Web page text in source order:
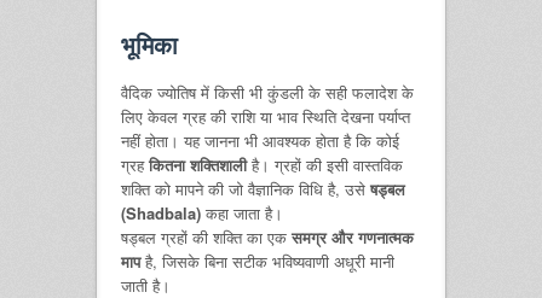
भूमिका
वैदिक ज्योतिष में किसी भी कुंडली के सही फलादेश के
लिए केवल ग्रह की राशि या भाव स्थिति देखना पर्याप्त
नहीं होता। यह जानना भी आवश्यक होता है कि कोई
ग्रहकितना शक्तिशालीहै। ग्रहों की इसी वास्तविक
शक्ति को मापने की जो वैज्ञानिक विधि है, उसे षड्बल
(Shadbala) कहा जाता है।
षड्बल ग्रहों की शक्ति का एक समग्र और गणनात्मक
मापहै, जिसके बिना सटीक भविष्यवाणी अधूरी मानी
जाती है।